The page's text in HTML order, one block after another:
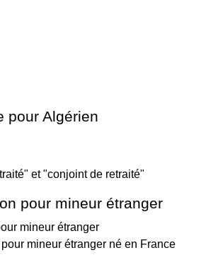
pour Algérien
et "conjoint de retraité"
pour mineur étranger
mineur étranger
mineur étranger né en France